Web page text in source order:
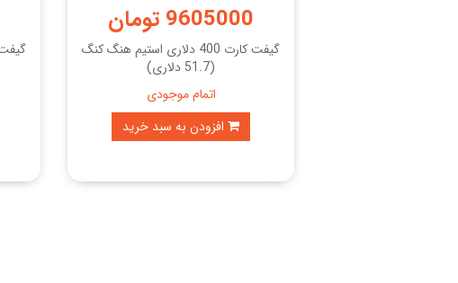
9605000 تومان
گیفت کارت 400 دلاری استیم هنگ کنگ
(51.7 دلاری)
اتمام موجودی
افزودن به سبد خرید